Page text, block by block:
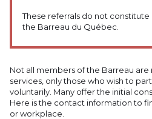
These referrals do not
the Barreau du Québec.
Not all members of the Barreau
services, only those who wish to
voluntarily. Many offer the initial
Here is the contact information to
or workplace.